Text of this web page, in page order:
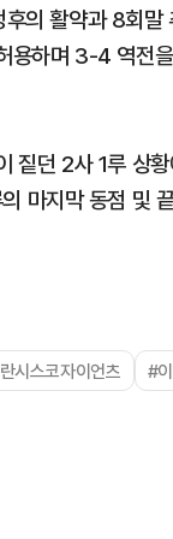
후의 활약과 8회
용하며 3-4 역전
짙던 2사 1루 상
마지막 동점 및
시스코자이언츠 #